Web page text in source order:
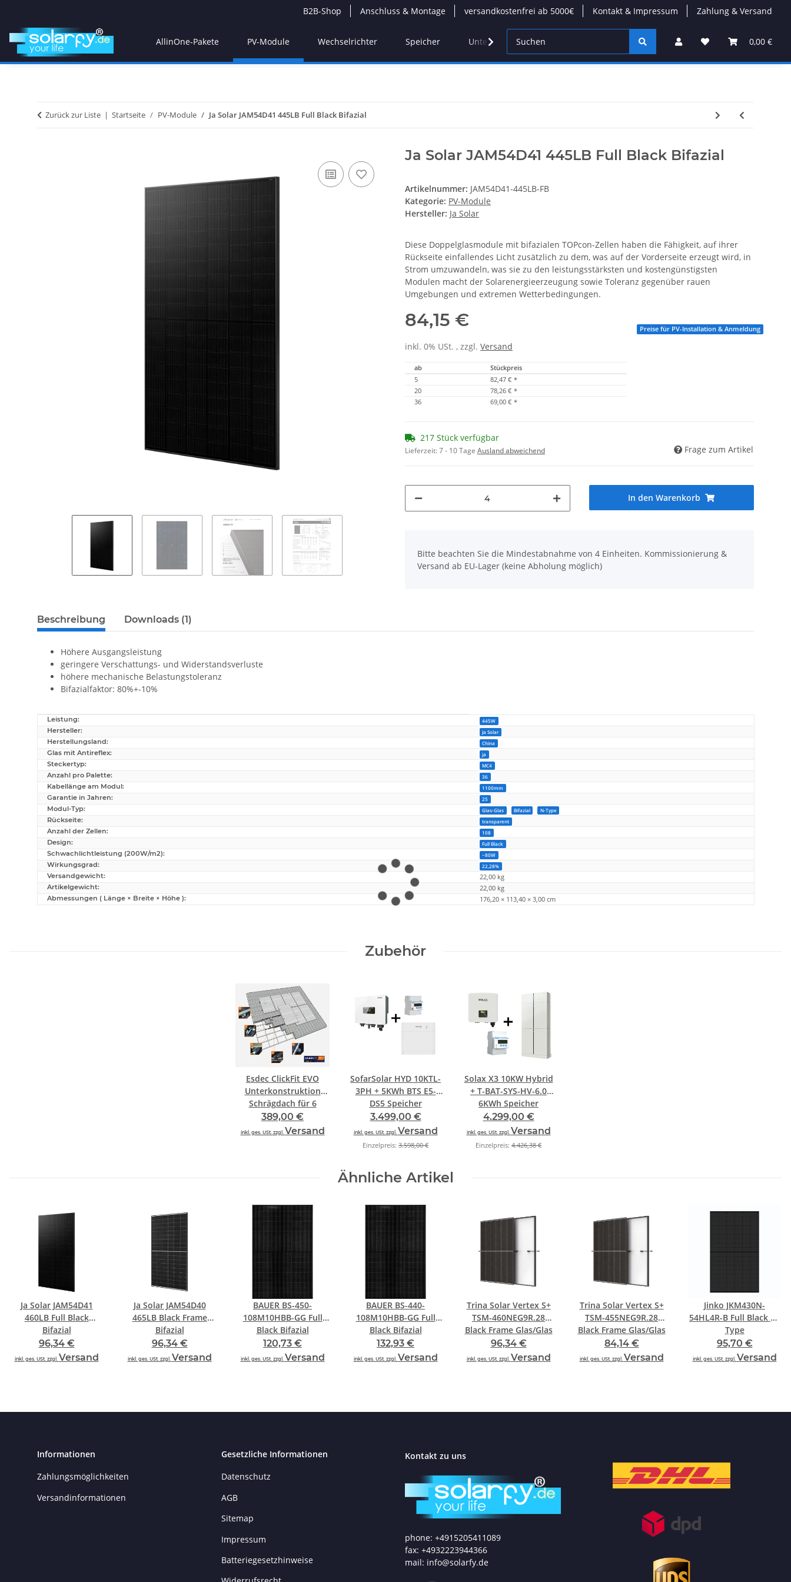
B2B-Shop Anschluss & Montage versandkostenfrei ab 5000€ Kontakt & Impressum Zahlung & Versand
0,00 €
AllinOne-Pakete PV-Module Wechselrichter Speicher Unterkonstruktion Kabel/Stecker Modulare
Zurück zur Liste Startseite PV-Module Ja Solar JAM54D41 445LB Full Black Bifazial
Ja Solar JAM54D41 445LB Full Black Bifazial
Artikelnummer: JAM54D41-445LB-FB
Kategorie: PV-Module
Hersteller: Ja Solar
Diese Doppelglasmodule mit bifazialen TOPcon-Zellen haben die Fähigkeit, auf ihrer
Rückseite einfallendes Licht zusätzlich zu dem, was auf der Vorderseite erzeugt wird, in
Strom umzuwandeln, was sie zu den leistungsstärksten und kostengünstigsten
Modulen macht der Solarenergieerzeugung sowie Toleranz gegenüber rauen
Umgebungen und extremen Wetterbedingungen.
84,15 €
inkl. 0% USt. , zzgl. Versand
ab
Stückpreis
5
82,47 € *
20
78,26 € *
36
69,00 € *
Preise für PV-Installation & Anmeldung
217 Stück verfügbar
Lieferzeit:7 - 10 Tage Ausland abweichend Frage zum Artikel
In den Warenkorb
Bitte beachten Sie die Mindestabnahme von 4 Einheiten. Kommissionierung &
Versand ab EU-Lager (keine Abholung möglich)
Beschreibung Downloads (1)
Höhere Ausgangsleistung
geringere Verschattungs- und Widerstandsverluste
höhere mechanische Belastungstoleranz
Bifazialfaktor: 80%+-10%
Produkteigenschaft
Wert
Leistung: 445W
Hersteller: Ja Solar
Herstellungsland: China
Glas mit Antireflex: ja
Steckertyp: MC4
Anzahl pro Palette: 36
Kabellänge am Modul: 1100mm
Garantie in Jahren: 25
Modul-Typ: Glas-Glas Bifazial N-Type
Rückseite: transparent
Anzahl der Zellen: 108
Design: Full Black
Schwachlichtleistung (200W/m2): ~80W
Wirkungsgrad: 22,28%
Versandgewicht: 22,00 kg
Artikelgewicht: 22,00 kg
Abmessungen ( Länge × Breite × Höhe ): 176,20 × 113,40 × 3,00 cm
Zubehör
Esdec ClickFit EVO
Unterkonstruktion
Schrägdach für 6
Module quer/hoch
389,00 €
inkl. ges. USt. zzgl. Versand
SofarSolar HYD 10KTL-
3PH + 5KWh BTS E5-
DS5 Speicher
3.499,00 €
inkl. ges. USt. zzgl. Versand
Einzelpreis: 3.598,00 €
Solax X3 10KW Hybrid
+ T-BAT-SYS-HV-6.0
6KWh Speicher
4.299,00 €
inkl. ges. USt. zzgl. Versand
Einzelpreis: 4.426,38 €
Ähnliche Artikel
Ja Solar JAM54D41
460LB Full Black
Bifazial
96,34 €
inkl. ges. USt. zzgl. Versand
Ja Solar JAM54D40
465LB Black Frame
Bifazial
96,34 €
inkl. ges. USt. zzgl. Versand
BAUER BS-450-
108M10HBB-GG Full
Black Bifazial
120,73 €
inkl. ges. USt. zzgl. Versand
BAUER BS-440-
108M10HBB-GG Full
Black Bifazial
132,93 €
inkl. ges. USt. zzgl. Versand
Trina Solar Vertex S+
TSM-460NEG9R.28
Black Frame Glas/Glas
96,34 €
inkl. ges. USt. zzgl. Versand
Trina Solar Vertex S+
TSM-455NEG9R.28
Black Frame Glas/Glas
84,14 €
inkl. ges. USt. zzgl. Versand
Jinko JKM430N-
54HL4R-B Full Black N-
Type
95,70 €
inkl. ges. USt. zzgl. Versand
Informationen
Zahlungsmöglichkeiten
Versandinformationen
Gesetzliche Informationen
Datenschutz
AGB
Sitemap
Impressum
Batteriegesetzhinweise
Kontakt zu uns
phone: +4915205411089
fax: +4932223944366
mail: info@solarfy.de